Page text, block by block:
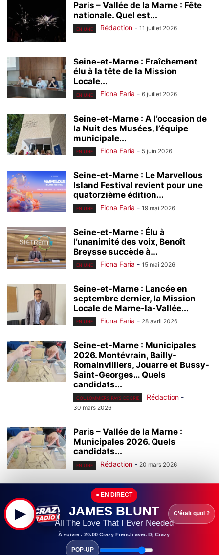
Paris – Vallée de la Marne : Fête
nationale. Quel est...
EN UNE Rédaction - 11 juillet 2026
Seine-et-Marne : Fraîchement
élu à la tête de la Mission
Locale...
EN UNE Fiona Faria - 6 juillet 2026
Seine-et-Marne : A l’occasion de
la Nuit des Musées, l’équipe
municipale...
EN UNE Fiona Faria - 5 juin 2026
Seine-et-Marne : Le Marvellous
Island Festival revient pour une
quatorzième édition...
EN UNE Fiona Faria - 19 mai 2026
Seine-et-Marne : Élu à
l’unanimité des voix, Benoît
Breysse succède à...
EN UNE Fiona Faria - 15 mai 2026
Seine-et-Marne : Lancée en
septembre dernier, la Mission
Locale de Marne-la-Vallée...
EN UNE Fiona Faria - 28 avril 2026
Seine-et-Marne : Municipales
2026. Montévrain, Bailly-
Romainvilliers, Jouarre et Bussy-
Saint-Georges… Quels
candidats...
COULOMMIERS PAYS DE BRIE Rédaction -
30 mars 2026
Paris – Vallée de la Marne :
Municipales 2026. Quels
candidats...
EN UNE Rédaction - 20 mars 2026
Paris – Vallée de la Marne :
Municipales 2026. Qui sont...
EN UNE Rédaction - 10 mars 2026
Seine-et-Marne : Cet été, le
▶
● EN DIRECT
JAMES BLUNT
All The Love That I Ever Needed
À suivre : 20:00 Crazy French avec Dj Crazy
C’était quoi ?
POP-UP